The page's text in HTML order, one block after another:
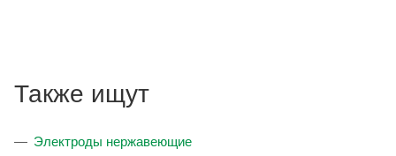
Также ищут
Электроды нержавеющие